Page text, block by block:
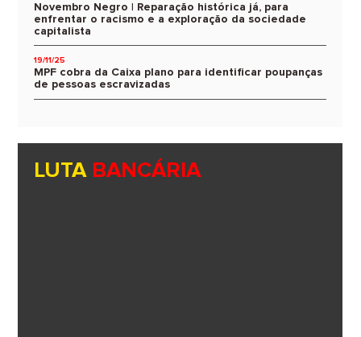
Novembro Negro | Reparação histórica já, para
enfrentar o racismo e a exploração da sociedade
capitalista
19/11/25
MPF cobra da Caixa plano para identificar poupanças
de pessoas escravizadas
LUTA BANCÁRIA